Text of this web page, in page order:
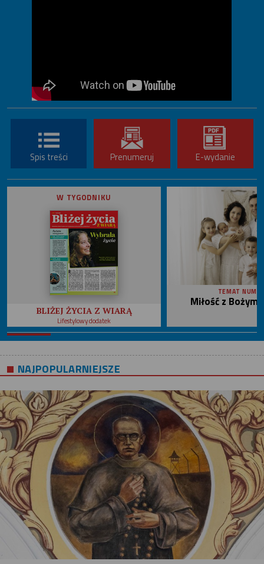
Spis treści Prenumeruj E-wydanie
W TYGODNIKU
BLIŻEJ ŻYCIA Z WIARĄ
Lifestylowy dodatek
TEMAT
Miłość z
NAJPOPULARNIEJSZE